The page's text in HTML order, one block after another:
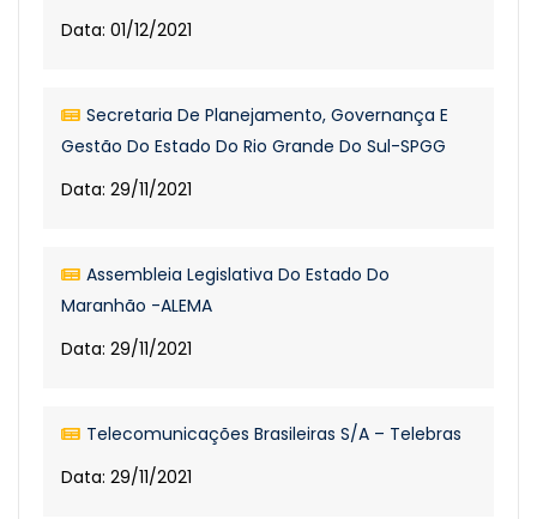
Data: 01/12/2021
Secretaria De Planejamento, Governança E
Gestão Do Estado Do Rio Grande Do Sul-SPGG
Data: 29/11/2021
Assembleia Legislativa Do Estado Do
Maranhão -ALEMA
Data: 29/11/2021
Telecomunicações Brasileiras S/A – Telebras
Data: 29/11/2021